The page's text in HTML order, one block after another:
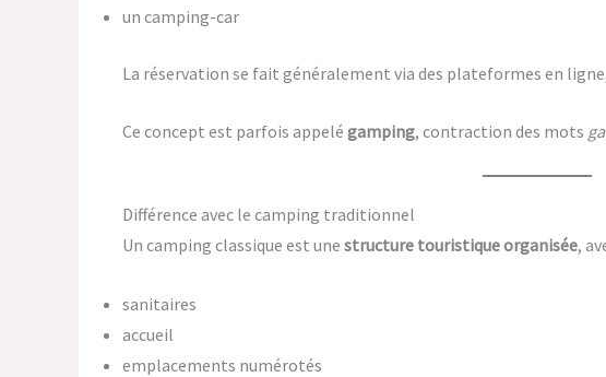
un camping-car
La réservation se fait généralement via des plateformes en
Ce concept est parfois appelé gamping, contraction des mots
Différence avec le camping traditionnel
Un camping classique est une structure touristique organisée,
sanitaires
accueil
emplacements numérotés